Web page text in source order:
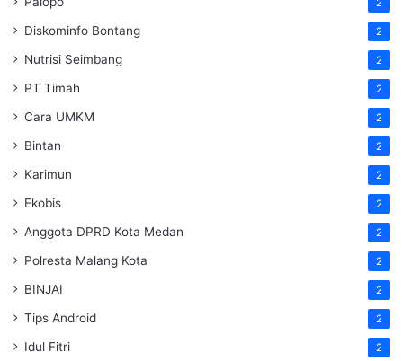
2
Diskominfo Bontang 2
Nutrisi Seimbang 2
PT Timah 2
Cara UMKM 2
Bintan 2
Karimun 2
Ekobis 2
Anggota DPRD Kota Medan 2
Polresta Malang Kota 2
BINJAI 2
Tips Android 2
Idul Fitri 2